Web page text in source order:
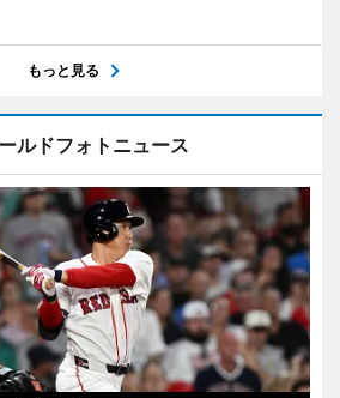
もっと見る
ルドフォトニュース